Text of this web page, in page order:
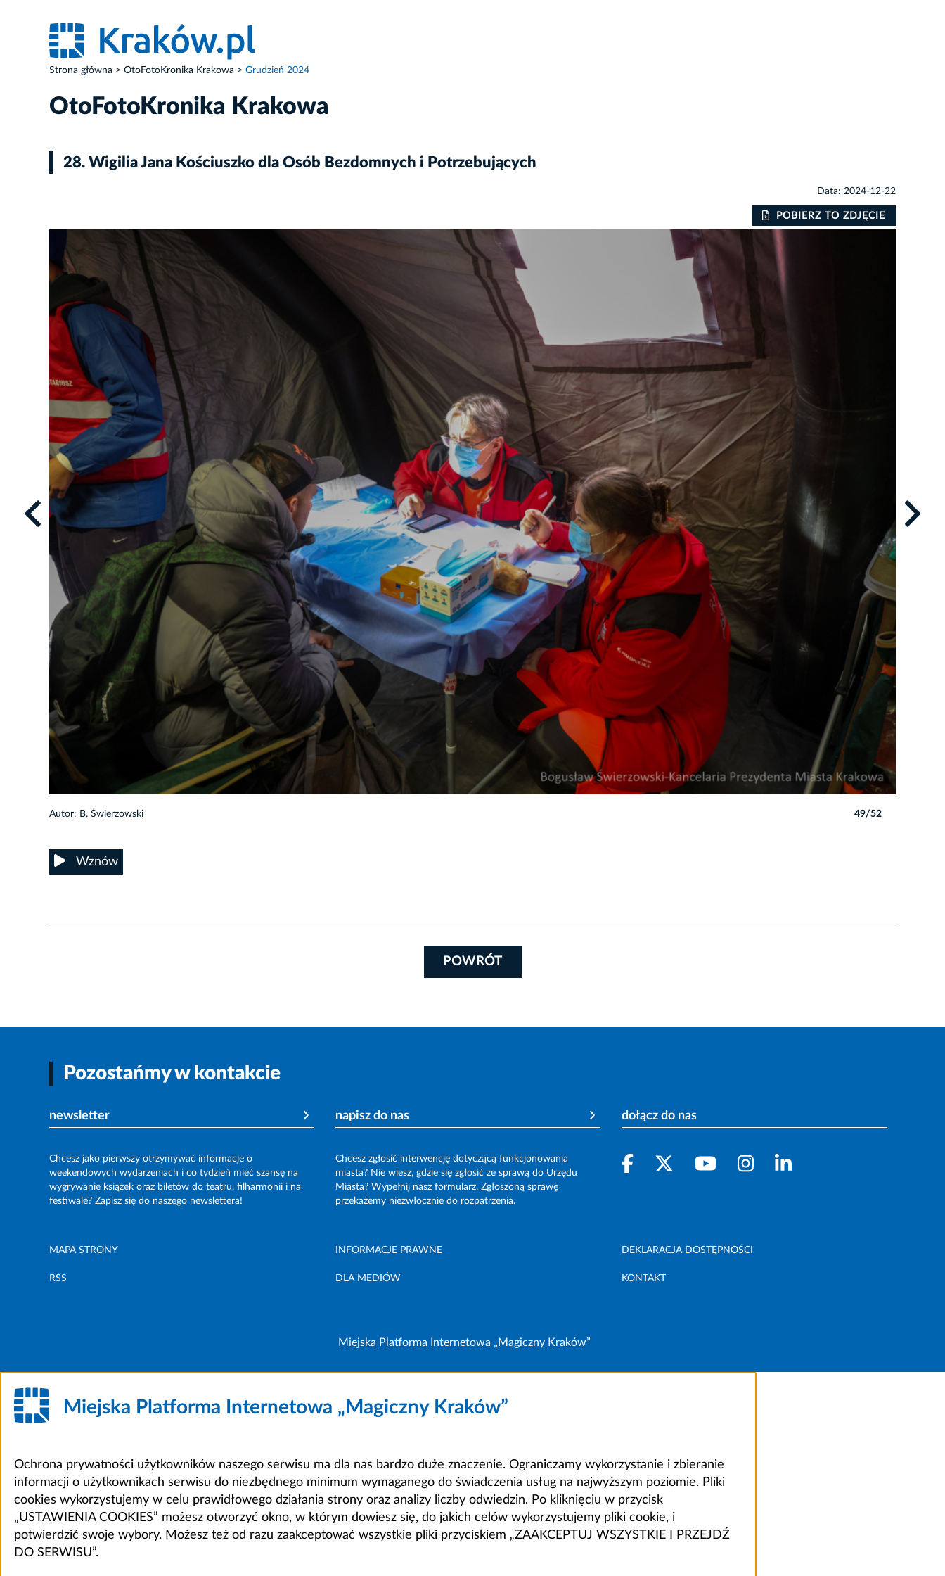
Strona główna OtoFotoKronika Krakowa Grudzień 2024
OtoFotoKronika Krakowa
28. Wigilia Jana Kościuszko dla Osób Bezdomnych i Potrzebujących
Data: 2024-12-22
POBIERZ TO ZDJĘCIE
Autor: B. Świerzowski 49/52
Wznów
POWRÓT
Pozostańmy w kontakcie
newsletter
Chcesz jako pierwszy otrzymywać informacje o
weekendowych wydarzeniach i co tydzień mieć szansę na
wygrywanie książek oraz biletów do teatru, filharmonii i na
festiwale? Zapisz się do naszego newslettera!
napisz do nas
Chcesz zgłosić interwencję dotyczącą funkcjonowania
miasta? Nie wiesz, gdzie się zgłosić ze sprawą do Urzędu
Miasta? Wypełnij nasz formularz. Zgłoszoną sprawę
przekażemy niezwłocznie do rozpatrzenia.
dołącz do nas
MAPA STRONY INFORMACJE PRAWNE DEKLARACJA DOSTĘPNOŚCI
RSS DLA MEDIÓW KONTAKT
Miejska Platforma Internetowa „Magiczny Kraków”
Miejska Platforma Internetowa „Magiczny Kraków”
Ochrona prywatności użytkowników naszego serwisu ma dla nas bardzo duże znaczenie. Ograniczamy wykorzystanie i zbieranie
informacji o użytkownikach serwisu do niezbędnego minimum wymaganego do świadczenia usług na najwyższym poziomie. Pliki
cookies wykorzystujemy w celu prawidłowego działania strony oraz analizy liczby odwiedzin. Po kliknięciu w przycisk
„USTAWIENIA COOKIES” możesz otworzyć okno, w którym dowiesz się, do jakich celów wykorzystujemy pliki cookie, i
potwierdzić swoje wybory. Możesz też od razu zaakceptować wszystkie pliki przyciskiem „ZAAKCEPTUJ WSZYSTKIE I PRZEJDŹ
DO SERWISU”.